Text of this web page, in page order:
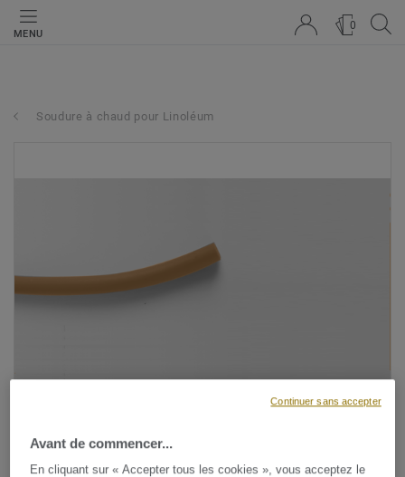
MENU
0
Soudure à chaud pour Linoléum
Avant de commencer...
En cliquant sur « Accepter tous les cookies », vous acceptez le
Continuer sans accepter